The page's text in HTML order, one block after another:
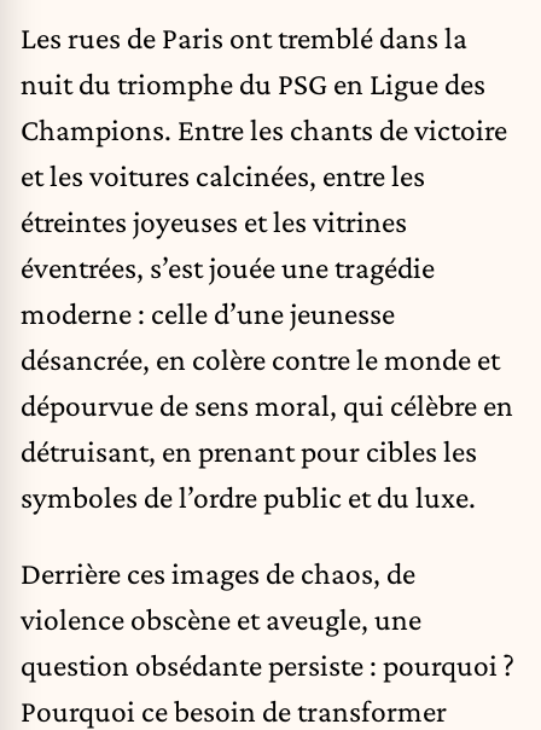
Les rues de Paris ont tremblé dans la
nuit du triomphe du PSG en Ligue des
Champions. Entre les chants de victoire
et les voitures calcinées, entre les
étreintes joyeuses et les vitrines
éventrées, s’est jouée une tragédie
moderne : celle d’une jeunesse
désancrée, en colère contre le monde et
dépourvue de sens moral, qui célèbre en
détruisant, en prenant pour cibles les
symboles de l’ordre public et du luxe.
Derrière ces images de chaos, de
violence obscène et aveugle, une
question obsédante persiste : pourquoi ?
Pourquoi ce besoin de transformer